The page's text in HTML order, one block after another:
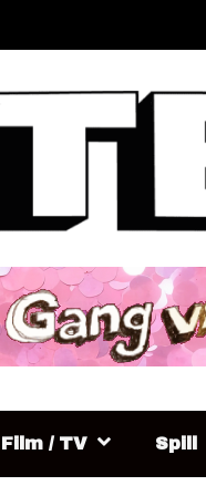
Film / TV Spill